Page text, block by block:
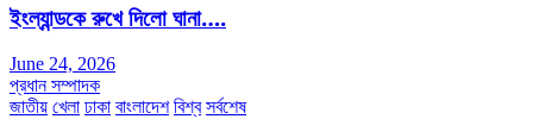
ইংল্যান্ডকে রুখে দিলো ঘানা….
June 24, 2026
প্রধান সম্পাদক
জাতীয় খেলা ঢাকা বাংলাদেশ বিশ্ব সর্বশেষ